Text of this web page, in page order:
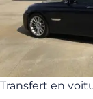
Transfert en